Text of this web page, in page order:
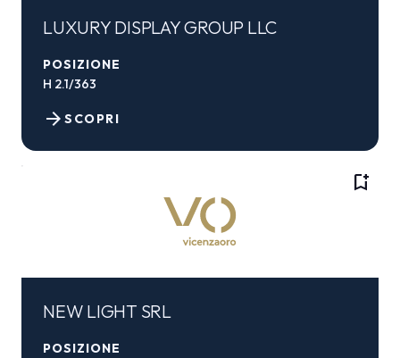
LUXURY DISPLAY GROUP LLC
POSIZIONE
H 2.1/363
SCOPRI
arrow_forward
bookmark_add
NEW LIGHT SRL
POSIZIONE